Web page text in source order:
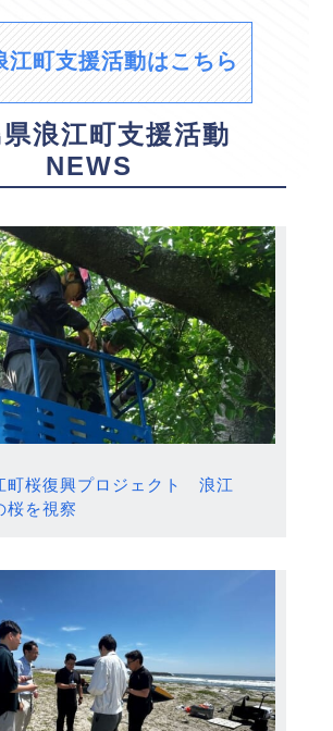
江町支援活動はこちら
浪江町支援活動
NEWS
町桜復興プロジェクト 浪江
桜を視察